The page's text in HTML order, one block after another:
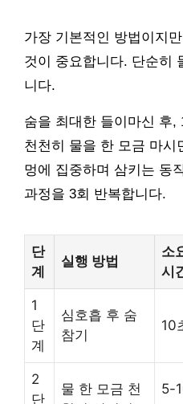
가장 기본적인 방법이지
것이 중요합니다. 단순히
니다.
숨을 최대한 들이마신 후,
천천히 물을 한 모금 마시
멍에 집중하며 삼키는 동
과정을 3회 반복합니다.
단
계
실행 방법
소
시
1
단
계
심호흡 후 숨
참기
10
2
단
물 한 모금 천
5-